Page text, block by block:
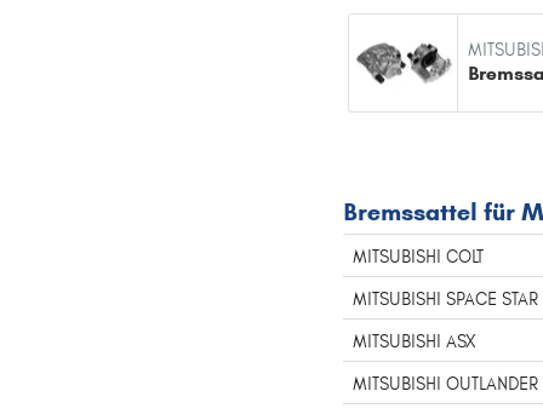
Bremssattel für
MITSUBISHI COLT
MITSUBISHI SPACE STAR
MITSUBISHI ASX
MITSUBISHI OUTLANDER